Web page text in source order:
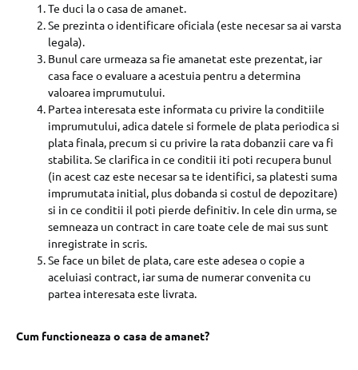
Te duci la o casa de amanet.
Se prezinta o identificare oficiala (este necesar sa ai varsta
legala).
Bunul care urmeaza sa fie amanetat este prezentat, iar
casa face o evaluare a acestuia pentru a determina
valoarea imprumutului.
Partea interesata este informata cu privire la conditiile
imprumutului, adica datele si formele de plata periodica si
plata finala, precum si cu privire la rata dobanzii care va fi
stabilita. Se clarifica in ce conditii iti poti recupera bunul
(in acest caz este necesar sa te identifici, sa platesti suma
imprumutata initial, plus dobanda si costul de depozitare)
si in ce conditii il poti pierde definitiv. In cele din urma, se
semneaza un contract in care toate cele de mai sus sunt
inregistrate in scris.
Se face un bilet de plata, care este adesea o copie a
aceluiasi contract, iar suma de numerar convenita cu
partea interesata este livrata.
Cum functioneaza o casa de amanet?